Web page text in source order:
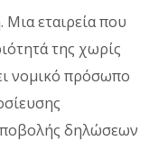
εταιρεία που
της χωρίς
νομικό πρόσωπο
δηλώσεων